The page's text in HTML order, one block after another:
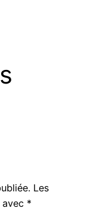
Les
*